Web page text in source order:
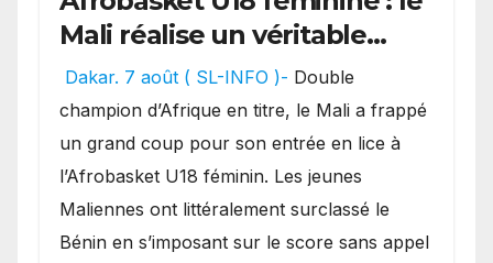
Mali réalise un véritable
festival offensif et inflige
une lourde défaite au
Bénin.
Dakar. 7 août ( SL-INFO )- Double
champion d’Afrique en titre, le Mali a frappé
un grand coup pour son entrée en lice à
l’Afrobasket U18 féminin. Les jeunes
Maliennes ont littéralement surclassé le
Bénin en s’imposant sur le score sans appel